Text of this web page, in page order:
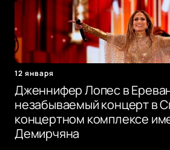
12 января
Дженнифер Лопес в
незабываемый концерт в
концертном комплексе
Демирчяна